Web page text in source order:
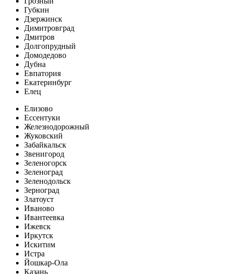
Губкин
Дзержинск
Димитровград
Дмитров
Долгопрудный
Домодедово
Дубна
Евпатория
Екатеринбург
Елец
Елизово
Ессентуки
Железнодорожный
Жуковский
Забайкальск
Звенигород
Зеленогорск
Зеленоград
Зеленодольск
Зерноград
Златоуст
Иваново
Ивантеевка
Ижевск
Иркутск
Искитим
Истра
Йошкар-Ола
Казань